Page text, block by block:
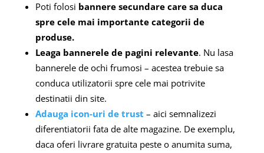
Poti folosi bannere secundare care sa duca
spre cele mai importante categorii de
produse.
Leaga bannerele de pagini relevante. Nu lasa
bannerele de ochi frumosi – acestea trebuie sa
conduca utilizatorii spre cele mai potrivite
destinatii din site.
Adauga icon-uri de trust – aici semnalizezi
diferentiatorii fata de alte magazine. De exemplu,
daca oferi livrare gratuita peste o anumita suma,